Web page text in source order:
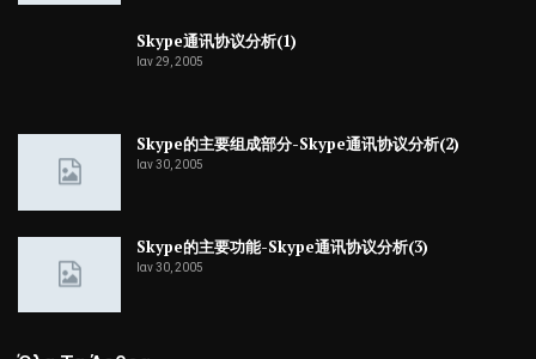
Skype通讯协议分析(1)
Ιαν 29, 2005
Skype的主要组成部分-Skype通讯协议分析(2)
Ιαν 30, 2005
Skype的主要功能-Skype通讯协议分析(3)
Ιαν 30, 2005